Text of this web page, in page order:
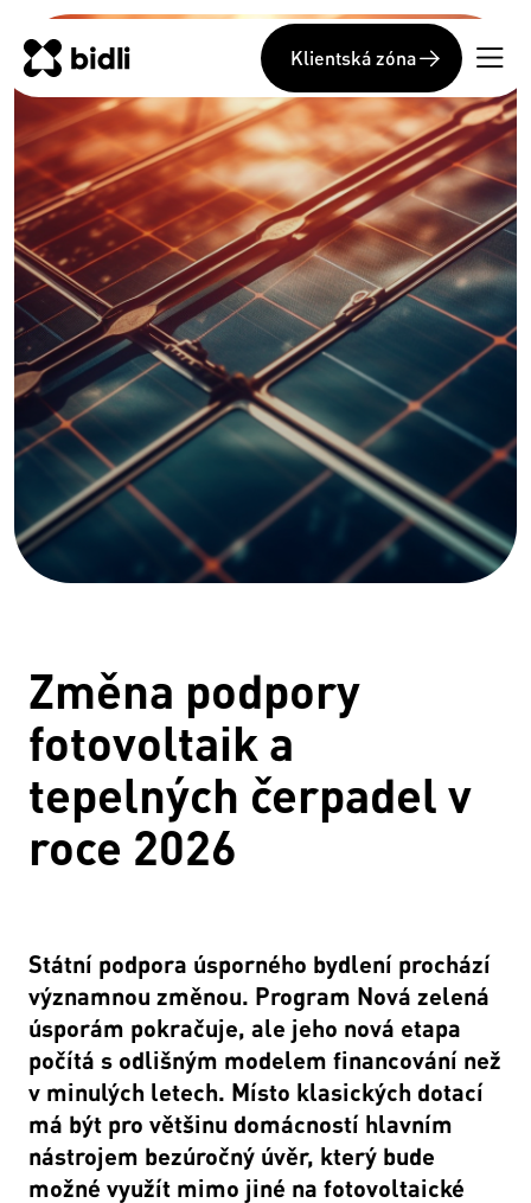
Klientská zóna
Změna podpory
fotovoltaik a
tepelných čerpadel v
roce 2026
Státní podpora úsporného bydlení prochází
významnou změnou. Program Nová zelená
úsporám pokračuje, ale jeho nová etapa
počítá s odlišným modelem financování než
v minulých letech. Místo klasických dotací
má být pro většinu domácností hlavním
nástrojem bezúročný úvěr, který bude
možné využít mimo jiné na fotovoltaické